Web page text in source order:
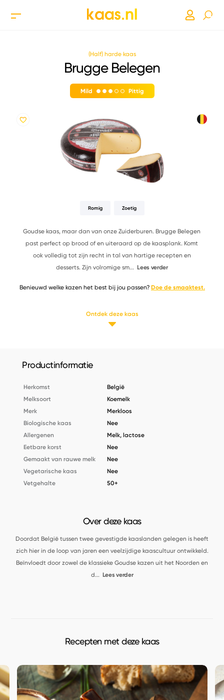
(Half) harde kaas
Brugge Belegen
Mild Pittig
Romig Zoetig
Goudse kaas, maar dan van onze Zuiderburen. Brugge Belegen
past perfect op brood of en uiteraard op de kaasplank. Komt
ook volledig tot zijn recht in tal van hartige recepten en
desserts. Zijn volromige sm... Lees verder
Benieuwd welke kazen het best bij jou passen? Doe de smaaktest.
Ontdek deze kaas
Productinformatie
Herkomst
België
Melksoort
Koemelk
Merk
Merkloos
Biologische kaas
Nee
Allergenen
Melk, lactose
Eetbare korst
Nee
Gemaakt van rauwe melk
Nee
Vegetarische kaas
Nee
Vetgehalte
50+
Over deze kaas
Doordat België tussen twee gevestigde kaaslanden gelegen is heeft
zich hier in de loop van jaren een veelzijdige kaascultuur ontwikkeld.
Beïnvloedt door zowel de klassieke Goudse kazen uit het Noorden en
d... Lees verder
Recepten met deze kaas